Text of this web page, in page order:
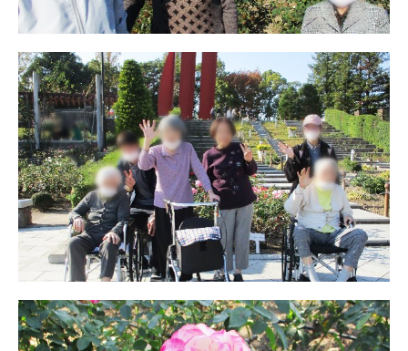
お問い合わせフォーム
お気に入り 資料請求 見学予約
ご入居までの流れ
介護保険の仕組み
FAQ
運営会社
プライバシーポリシー